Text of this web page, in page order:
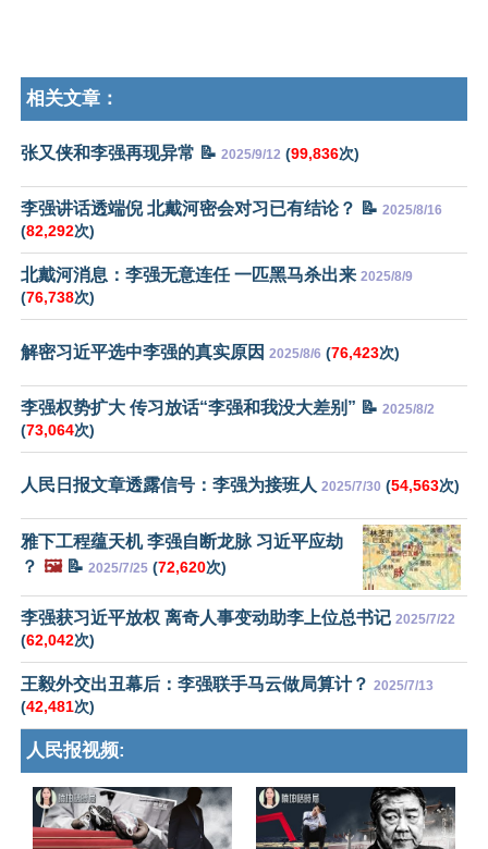
相关文章：
张又侠和李强再现异常 📝 2025/9/12 (99,836次)
李强讲话透端倪 北戴河密会对习已有结论？ 📝 2025/8/16
(82,292次)
北戴河消息：李强无意连任 一匹黑马杀出来 2025/8/9
(76,738次)
解密习近平选中李强的真实原因 2025/8/6 (76,423次)
李强权势扩大 传习放话“李强和我没大差别” 📝 2025/8/2
(73,064次)
人民日报文章透露信号：李强为接班人 2025/7/30 (54,563次)
雅下工程蕴天机 李强自断龙脉 习近平应劫
？ 🖼️📝 2025/7/25 (72,620次)
李强获习近平放权 离奇人事变动助李上位总书记 2025/7/22
(62,042次)
王毅外交出丑幕后：李强联手马云做局算计？ 2025/7/13
(42,481次)
人民报视频: